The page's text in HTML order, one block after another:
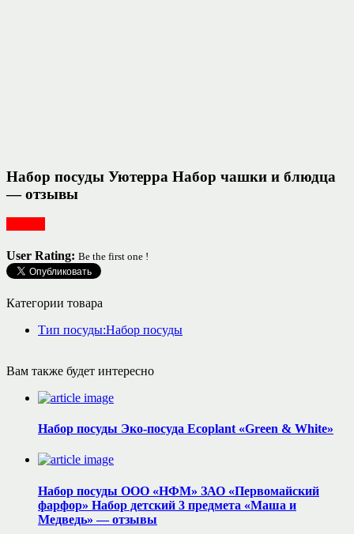
Набор посуды Уютерра Набор чашки и блюдца
— отзывы
User Rating: Be the first one !
Категории товара
Тип посуды:Набор посуды
Вам также будет интересно
Набор посуды Эко-посуда Ecoplant «Green & White»
Набор посуды ООО «НФМ» ЗАО «Первомайский
фарфор» Набор детский 3 предмета «Маша и
Медведь» — отзывы